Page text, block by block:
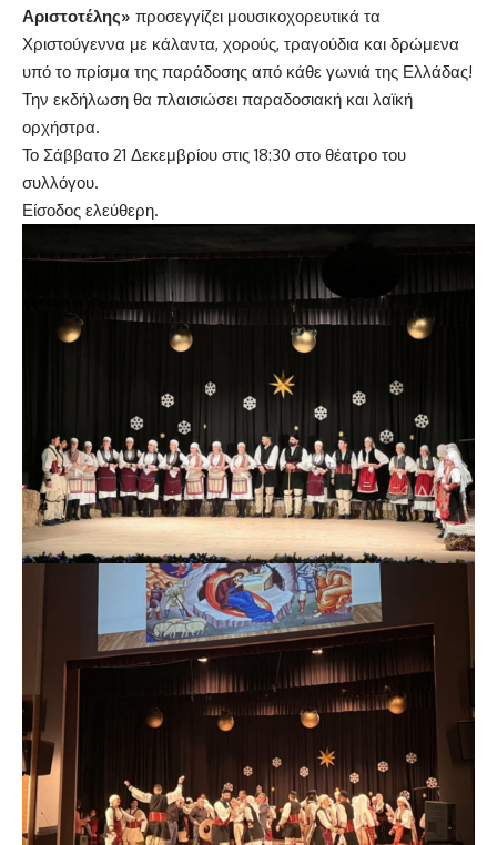
Αριστοτέλης» προσεγγίζει μουσικοχορευτικά τα
Χριστούγεννα με κάλαντα, χορούς, τραγούδια και δρώμενα
υπό το πρίσμα της παράδοσης από κάθε γωνιά της Ελλάδας!
Την εκδήλωση θα πλαισιώσει παραδοσιακή και λαϊκή
ορχήστρα.
Το Σάββατο 21 Δεκεμβρίου στις 18:30 στο θέατρο του
συλλόγου.
Είσοδος ελεύθερη.